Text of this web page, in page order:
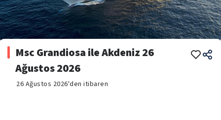
Msc Grandiosa ile Akdeniz 26
Ağustos 2026
26 Ağustos 2026'den itibaren